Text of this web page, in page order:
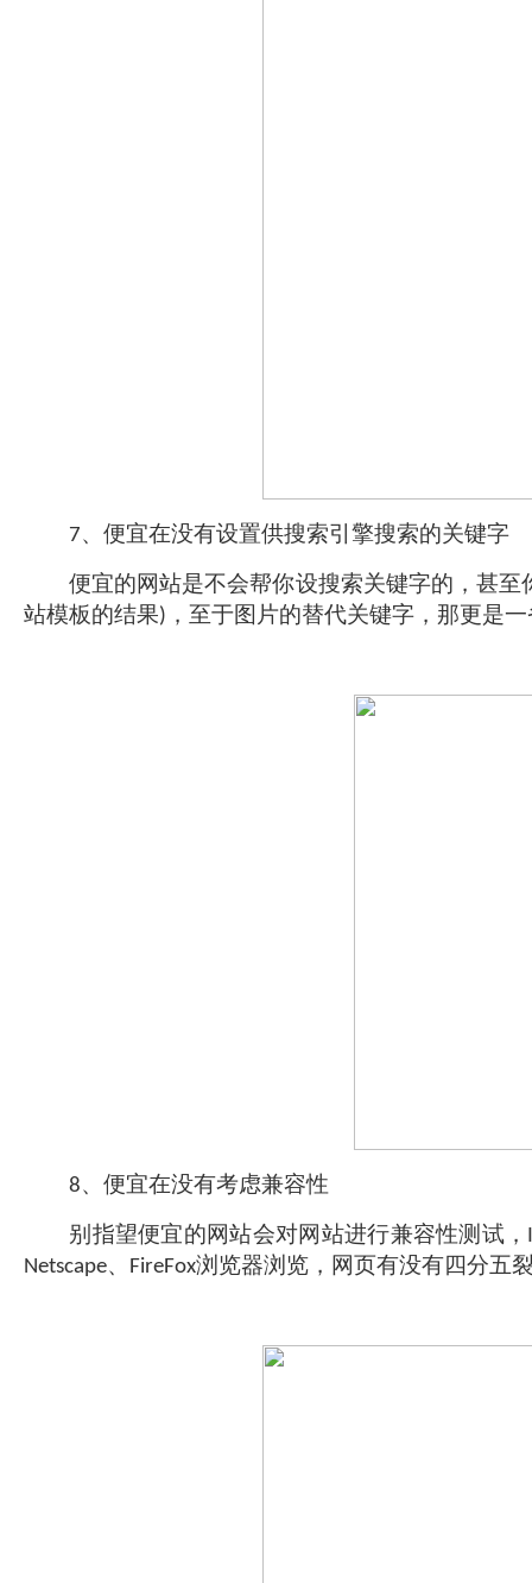
7、便宜在没有设置供搜索引擎搜索的关键字
便宜的网站是不会帮你设搜索关键字的，甚至
站模板的结果) ，至于图片的替代关键字，那更是
8、便宜在没有考虑兼容性
别指望便宜的网站会对网站进行兼容性测试，
Netscape、 FireFox浏览器浏览，网页有没有四分五